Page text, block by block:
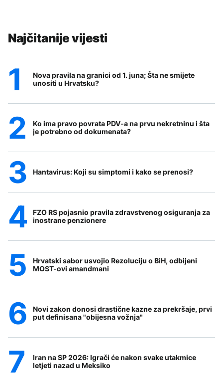
Najčitanije vijesti
Nova pravila na granici od 1. juna; Šta ne smijete
unositi u Hrvatsku?
Ko ima pravo povrata PDV-a na prvu nekretninu i šta
je potrebno od dokumenata?
Hantavirus: Koji su simptomi i kako se prenosi?
FZO RS pojasnio pravila zdravstvenog osiguranja za
inostrane penzionere
Hrvatski sabor usvojio Rezoluciju o BiH, odbijeni
MOST-ovi amandmani
Novi zakon donosi drastične kazne za prekršaje, prvi
put definisana "obijesna vožnja"
Iran na SP 2026: Igrači će nakon svake utakmice
letjeti nazad u Meksiko